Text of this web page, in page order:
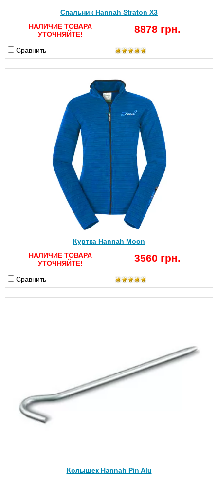
Спальник Hannah Straton X3
НАЛИЧИЕ ТОВАРА
УТОЧНЯЙТЕ!
8878 грн.
Сравнить
Куртка Hannah Moon
НАЛИЧИЕ ТОВАРА
УТОЧНЯЙТЕ!
3560 грн.
Сравнить
Колышек Hannah Pin Alu